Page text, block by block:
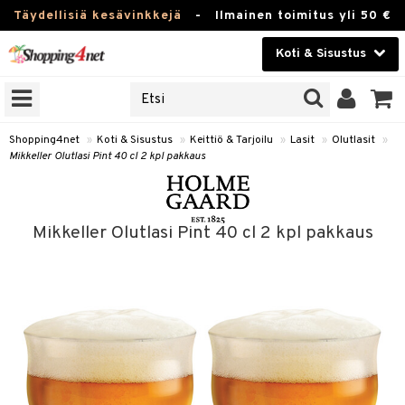
Täydellisiä kesävinkkejä - Ilmainen toimitus yli 50 €
Koti & Sisustus
Kauneudenhoito
Piilolinssit
Fitness
Lelut, Lapsi & Vauva
Tuotemerkkejä
Kampanjat
Shopping4net » Koti & Sisustus » Keittiö & Tarjoilu » Lasit » Olutlasit »
Mikkeller Olutlasi Pint 40 cl 2 kpl pakkaus
Mikkeller Olutlasi Pint 40 cl 2 kpl pakkaus
Karahvit
Tee & Espresso